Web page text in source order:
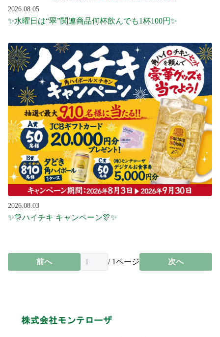
2026.08.05
✨水曜日は“翠”関連商品何杯飲んでも1杯100円✨
2026.08.03
✨🎊ハイチキ キャンペーン🎊✨
前へ / 1ページ 次へ